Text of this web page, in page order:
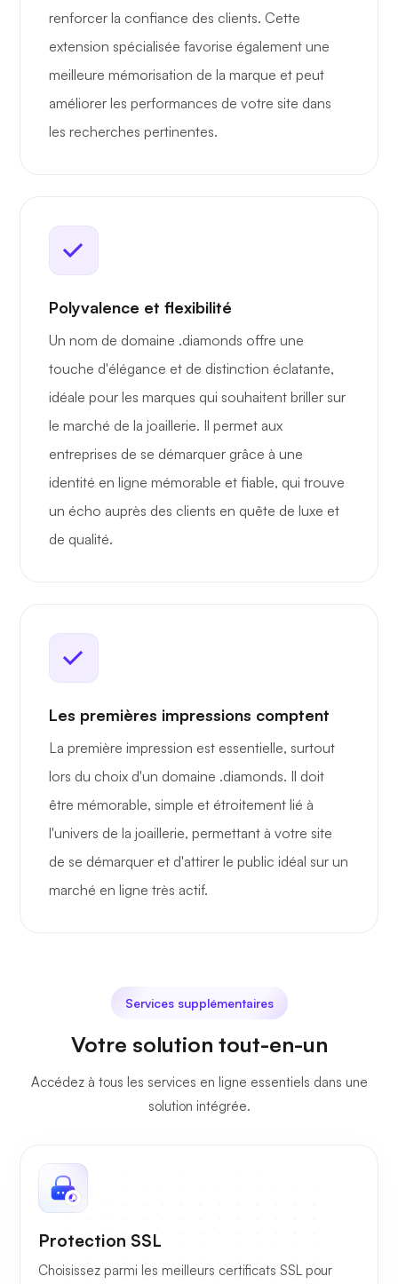
renforcer la confiance des clients. Cette
extension spécialisée favorise également une
meilleure mémorisation de la marque et peut
améliorer les performances de votre site dans
les recherches pertinentes.
Polyvalence et flexibilité
Un nom de domaine .diamonds offre une
touche d'élégance et de distinction éclatante,
idéale pour les marques qui souhaitent briller sur
le marché de la joaillerie. Il permet aux
entreprises de se démarquer grâce à une
identité en ligne mémorable et fiable, qui trouve
un écho auprès des clients en quête de luxe et
de qualité.
Les premières impressions comptent
La première impression est essentielle, surtout
lors du choix d'un domaine .diamonds. Il doit
être mémorable, simple et étroitement lié à
l'univers de la joaillerie, permettant à votre site
de se démarquer et d'attirer le public idéal sur un
marché en ligne très actif.
Services supplémentaires
Votre solution tout-en-un
Accédez à tous les services en ligne essentiels dans une
solution intégrée.
Protection SSL
Choisissez parmi les meilleurs certificats SSL pour